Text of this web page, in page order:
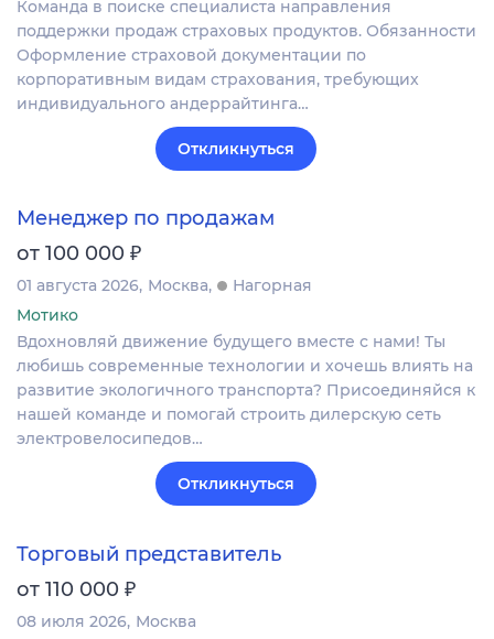
Команда в поиске специалиста направления
поддержки продаж страховых продуктов. Обязанности
Оформление страховой документации по
корпоративным видам страхования, требующих
индивидуального андеррайтинга…
Откликнуться
Менеджер по продажам
от 100 000 ₽
01 августа 2026 Москва
Нагорная
Мотико
Вдохновляй движение будущего вместе с нами! Ты
любишь современные технологии и хочешь влиять на
развитие экологичного транспорта? Присоединяйся к
нашей команде и помогай строить дилерскую сеть
электровелосипедов…
Откликнуться
Торговый представитель
от 110 000 ₽
08 июля 2026 Москва